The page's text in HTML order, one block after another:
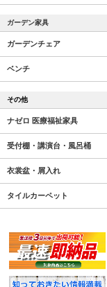
ガーデン家具
ガーデンチェア
ベンチ
その他
ナゼロ 医療福祉家具
受付棚・講演台・風呂桶
衣裳盆・屑入れ
タイルカーペット